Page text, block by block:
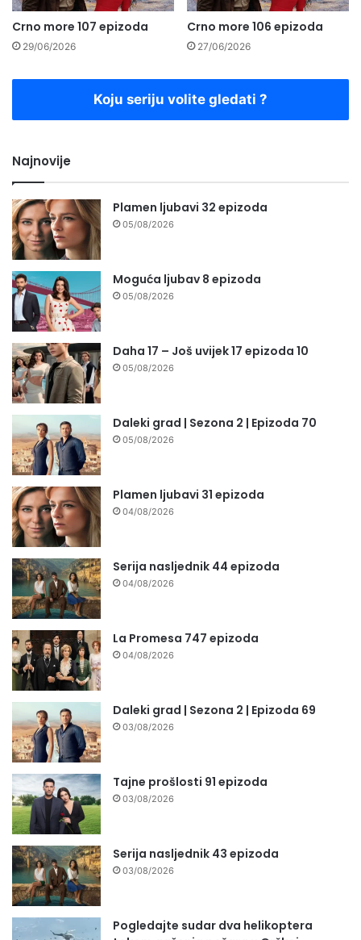
Crno more 107 epizoda
29/06/2026
Crno more 106 epizoda
27/06/2026
Koju seriju volite gledati ?
Najnovije
Plamen ljubavi 32 epizoda
05/08/2026
Moguća ljubav 8 epizoda
05/08/2026
Daha 17 – Još uvijek 17 epizoda 10
05/08/2026
Daleki grad | Sezona 2 | Epizoda 70
05/08/2026
Plamen ljubavi 31 epizoda
04/08/2026
Serija nasljednik 44 epizoda
04/08/2026
La Promesa 747 epizoda
04/08/2026
Daleki grad | Sezona 2 | Epizoda 69
03/08/2026
Tajne prošlosti 91 epizoda
03/08/2026
Serija nasljednik 43 epizoda
03/08/2026
Pogledajte sudar dva helikoptera